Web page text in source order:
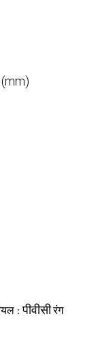
(mm)
:पीवीसीरंग